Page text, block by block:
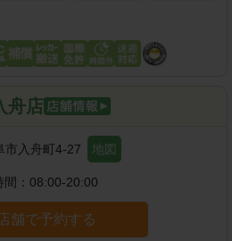
舟店
市入舟町4-27 地図
： 08:00-20:00
舗で予約する